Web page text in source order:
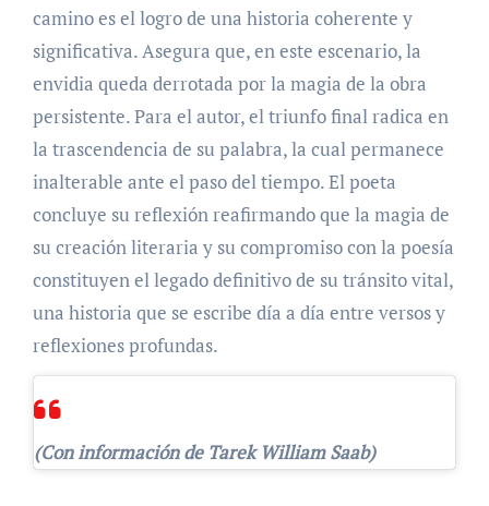
camino es el logro de una historia coherente y
significativa. Asegura que, en este escenario, la
envidia queda derrotada por la magia de la obra
persistente. Para el autor, el triunfo final radica en
la trascendencia de su palabra, la cual permanece
inalterable ante el paso del tiempo. El poeta
concluye su reflexión reafirmando que la magia de
su creación literaria y su compromiso con la poesía
constituyen el legado definitivo de su tránsito vital,
una historia que se escribe día a día entre versos y
reflexiones profundas.
(Con información de Tarek William Saab)